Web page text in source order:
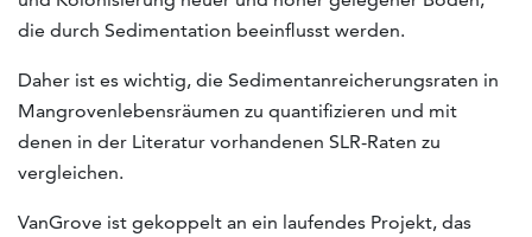
die durch Sedimentation beeinflusst werden.
Daher ist es wichtig, die Sedimentanreicherungsraten in
Mangrovenlebensräumen zu quantifizieren und mit
denen in der Literatur vorhandenen SLR-Raten zu
vergleichen.
VanGrove ist gekoppelt an ein laufendes Projekt, das